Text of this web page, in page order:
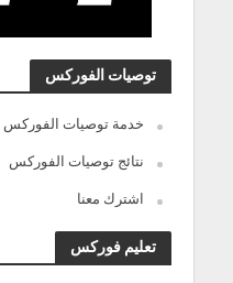
توصيات الفوركس
خدمة توصيات الفوركس
نتائج توصيات الفوركس
اشترك معنا
تعليم فوركس